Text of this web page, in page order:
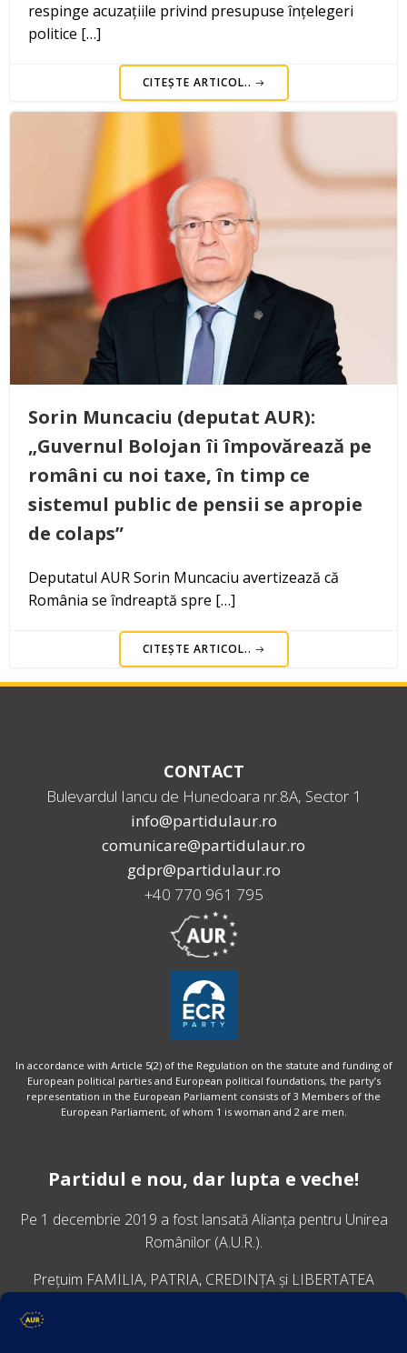
respinge acuzațiile privind presupuse înțelegeri
politice […]
CITEȘTE ARTICOL..
Sorin Muncaciu (deputat AUR):
„Guvernul Bolojan îi împovărează pe
români cu noi taxe, în timp ce
sistemul public de pensii se apropie
de colaps”
Deputatul AUR Sorin Muncaciu avertizează că
România se îndreaptă spre […]
CITEȘTE ARTICOL..
CONTACT
Bulevardul Iancu de Hunedoara nr.8A, Sector 1
info@partidulaur.ro
comunicare@partidulaur.ro
gdpr@partidulaur.ro
+40 770 961 795
In accordance with Article 5(2) of the Regulation on the statute and funding of
European political parties and European political foundations, the party’s
representation in the European Parliament consists of 3 Members of the
European Parliament, of whom 1 is woman and 2 are men.
Partidul e nou, dar lupta e veche!
Pe 1 decembrie 2019 a fost lansatăAlianța pentru Unirea
Românilor (A.U.R.).
Prețuim FAMILIA, PATRIA, CREDINȚA și LIBERTATEA